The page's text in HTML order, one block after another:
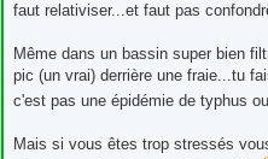
faut relativiser...et faut pas
Même dans un bassin super bien
pic (un vrai) derrière une fraie...tu
c'est pas une épidémie de typhus
Mais si vous êtes trop stressés